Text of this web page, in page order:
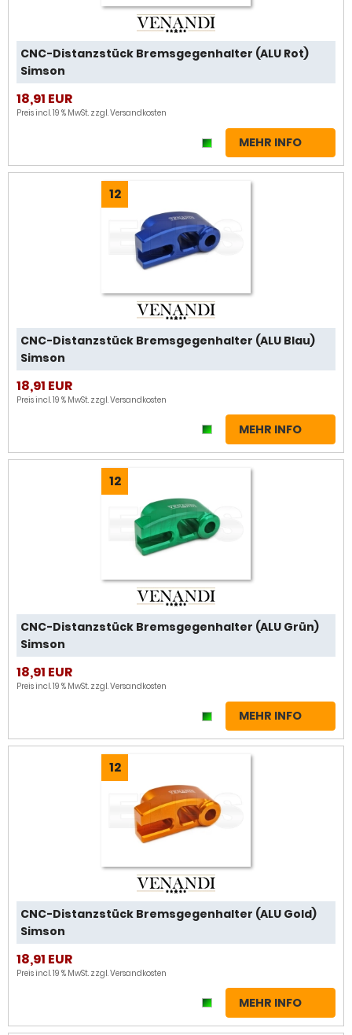
CNC-Distanzstück Bremsgegenhalter (ALU Rot)
Simson
18,91 EUR
Preis incl. 19 % MwSt. zzgl.Versandkosten
MEHR INFO
12
CNC-Distanzstück Bremsgegenhalter (ALU Blau)
Simson
18,91 EUR
Preis incl. 19 % MwSt. zzgl.Versandkosten
MEHR INFO
12
CNC-Distanzstück Bremsgegenhalter (ALU Grün)
Simson
18,91 EUR
Preis incl. 19 % MwSt. zzgl.Versandkosten
MEHR INFO
12
CNC-Distanzstück Bremsgegenhalter (ALU Gold)
Simson
18,91 EUR
Preis incl. 19 % MwSt. zzgl.Versandkosten
MEHR INFO